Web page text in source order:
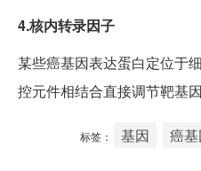
4.核内转录因子
某些癌基因表达蛋白定位于
控元件相结合直接调节靶基
标签： 基因 癌